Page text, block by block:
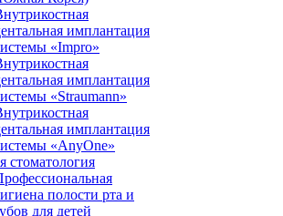
имплантация
«Impro»
имплантация
«Straumann»
имплантация
«AnyOne»
стоматология
полости рта и
для детей